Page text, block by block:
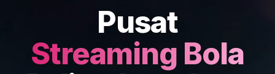
Pusat
Streaming Bola